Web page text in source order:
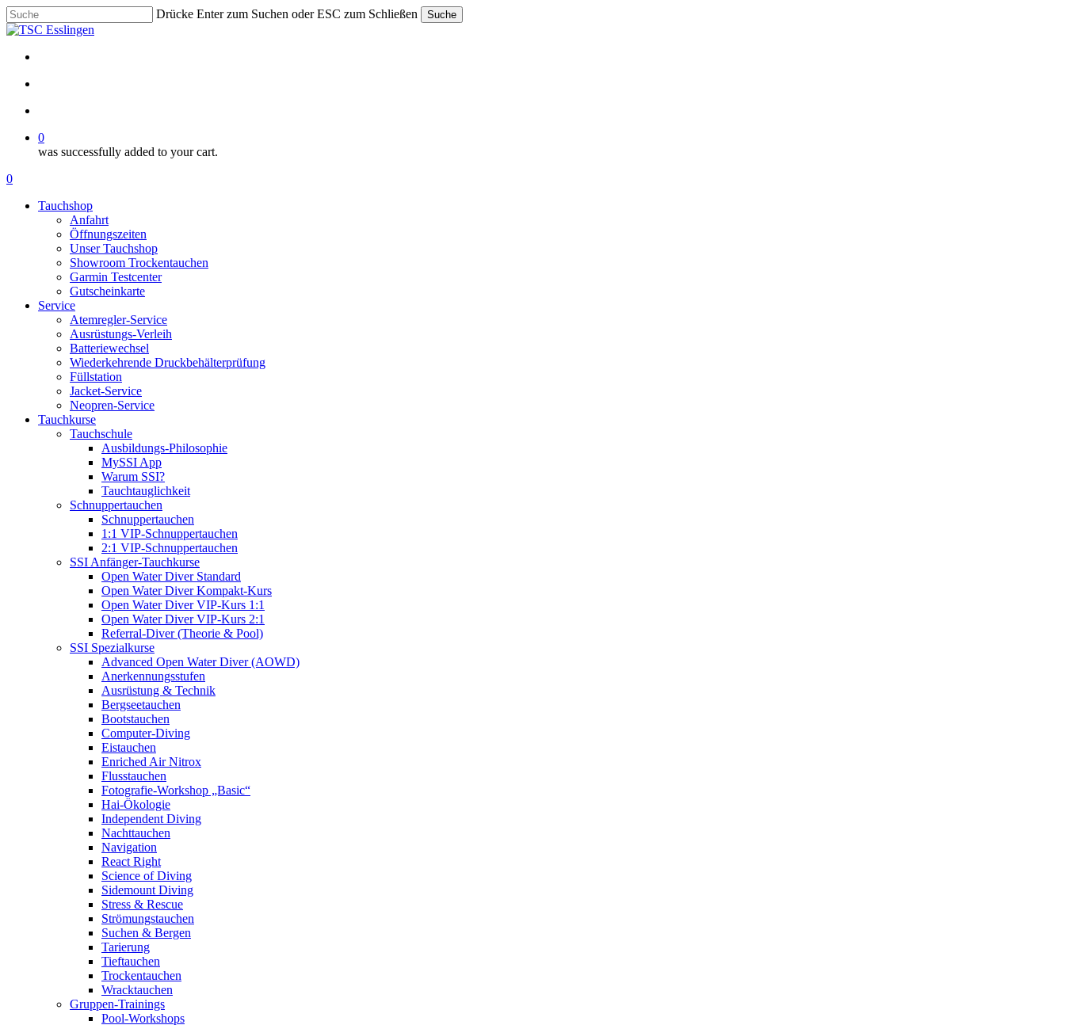
Skip
to
content
Drücke Enter zum Suchen oder ESC zum Schließen Suche
Close
0
was successfully added to your cart.
Menu
search
account
0
Tauchshop
Anfahrt
Öffnungszeiten
Unser Tauchshop
Showroom Trockentauchen
Garmin Testcenter
Gutscheinkarte
Service
Atemregler-Service
Ausrüstungs-Verleih
Batteriewechsel
Wiederkehrende Druckbehälterprüfung
Füllstation
Jacket-Service
Neopren-Service
Tauchkurse
Tauchschule
Ausbildungs-Philosophie
MySSI App
Warum SSI?
Tauchtauglichkeit
Schnuppertauchen
Schnuppertauchen
1:1 VIP-Schnuppertauchen
2:1 VIP-Schnuppertauchen
SSI Anfänger-Tauchkurse
Open Water Diver Standard
Open Water Diver Kompakt-Kurs
Open Water Diver VIP-Kurs 1:1
Open Water Diver VIP-Kurs 2:1
Referral-Diver (Theorie & Pool)
SSI Spezialkurse
Advanced Open Water Diver (AOWD)
Anerkennungsstufen
Ausrüstung & Technik
Bergseetauchen
Bootstauchen
Computer-Diving
Eistauchen
Enriched Air Nitrox
Flusstauchen
Fotografie-Workshop „Basic“
Hai-Ökologie
Independent Diving
Nachttauchen
Navigation
React Right
Science of Diving
Sidemount Diving
Stress & Rescue
Strömungstauchen
Suchen & Bergen
Tarierung
Tieftauchen
Trockentauchen
Wracktauchen
Gruppen-Trainings
Pool-Workshops